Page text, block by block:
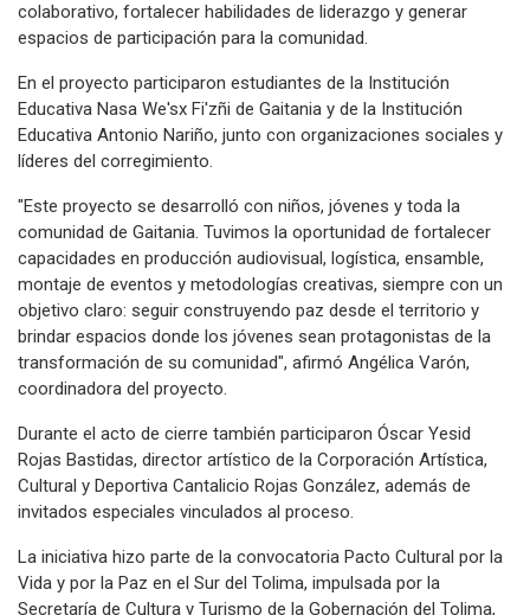
colaborativo, fortalecer habilidades de liderazgo y generar
espacios de participación para la comunidad.
En el proyecto participaron estudiantes de la Institución
Educativa Nasa We'sx Fi'zñi de Gaitania y de la Institución
Educativa Antonio Nariño, junto con organizaciones sociales y
líderes del corregimiento.
"Este proyecto se desarrolló con niños, jóvenes y toda la
comunidad de Gaitania. Tuvimos la oportunidad de fortalecer
capacidades en producción audiovisual, logística, ensamble,
montaje de eventos y metodologías creativas, siempre con un
objetivo claro: seguir construyendo paz desde el territorio y
brindar espacios donde los jóvenes sean protagonistas de la
transformación de su comunidad", afirmó Angélica Varón,
coordinadora del proyecto.
Durante el acto de cierre también participaron Óscar Yesid
Rojas Bastidas, director artístico de la Corporación Artística,
Cultural y Deportiva Cantalicio Rojas González, además de
invitados especiales vinculados al proceso.
La iniciativa hizo parte de la convocatoria Pacto Cultural por la
Vida y por la Paz en el Sur del Tolima, impulsada por la
Secretaría de Cultura y Turismo de la Gobernación del Tolima,